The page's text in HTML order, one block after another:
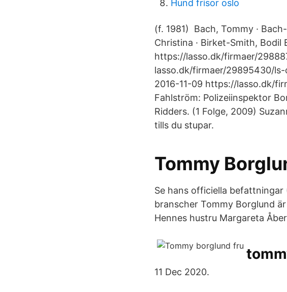
Hund frisor oslo
(f. 1981) Bach, Tommy ·
Christina · Birket-Smith, Bodil
https://lasso.dk/firmaer/
lasso.dk/firmaer/29895430/
2016-11-09 https://lasso.dk/
Fahlström: Polizeiinspektor
Ridders. (1 Folge, 2009)
tills du stupar.
Tommy
Se hans officiella
branscher Tommy Borglund
Hennes hustru Margareta
11 Dec 2020.